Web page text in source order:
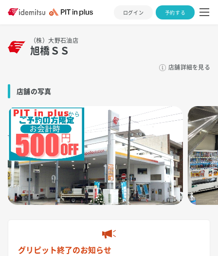
ログイン 予約する
（株）大野石油店
旭橋ＳＳ
店舗詳細を見る
店舗の写真
グリピット終了のお知らせ